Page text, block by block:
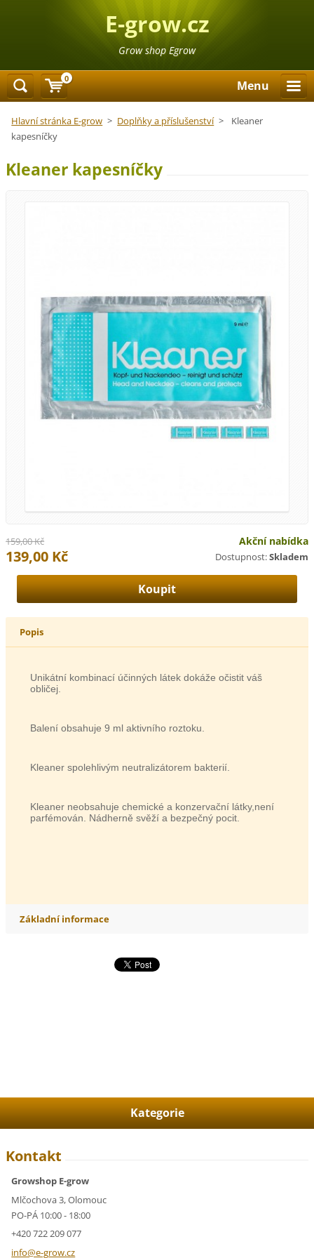
E-grow.cz
Grow shop Egrow
Menu
Hlavní stránka E-grow > Doplňky a příslušenství >
Kleaner
kapesníčky
Kleaner kapesníčky
Akční nabídka
Dostupnost:Skladem
159,00 Kč
139,00 Kč
Popis
Unikátní kombinací účinných látek dokáže očistit váš
obličej.
Balení obsahuje 9 ml aktivního roztoku.
Kleaner spolehlivým neutralizátorem bakterií.
Kleaner neobsahuje chemické a konzervační látky,není
parfémován. Nádherně svěží a bezpečný pocit.
Základní informace
Kategorie
Kontakt
Growshop E-grow
Mlčochova 3, Olomouc
PO-PÁ 10:00 - 18:00
+420 722 209 077
info@e-grow.cz
0